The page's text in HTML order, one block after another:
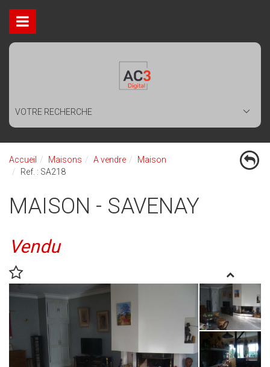
VOTRE RECHERCHE
Accueil Maisons A vendre
Maison
Ref. : SA218
MAISON - SAVENAY
Vendu